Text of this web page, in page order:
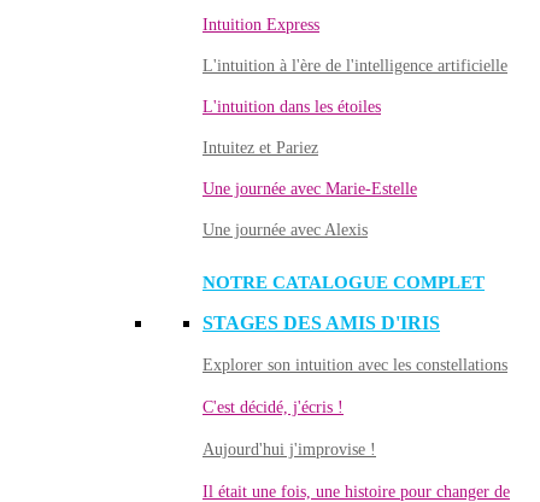
Intuition Express
L'intuition à l'ère de l'intelligence artificielle
L'intuition dans les étoiles
Intuitez et Pariez
Une journée avec Marie-Estelle
Une journée avec Alexis
NOTRE CATALOGUE COMPLET
STAGES DES AMIS D'IRIS
Explorer son intuition avec les constellations
C'est décidé, j'écris !
Aujourd'hui j'improvise !
Il était une fois, une histoire pour changer de